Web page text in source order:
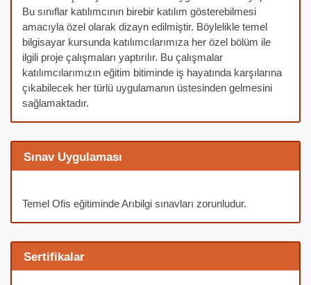
Bu sınıflar katılımcının birebir katılım gösterebilmesi
amacıyla özel olarak dizayn edilmiştir. Böylelikle temel
bilgisayar kursunda katılımcılarımıza her özel bölüm ile
ilgili proje çalışmaları yaptırılır. Bu çalışmalar
katılımcılarımızın eğitim bitiminde iş hayatında karşılarına
çıkabilecek her türlü uygulamanın üstesinden gelmesini
sağlamaktadır.
Sınav Uygulaması
Temel Ofis eğitiminde Arıbilgi sınavları zorunludur.
Sertifikalar